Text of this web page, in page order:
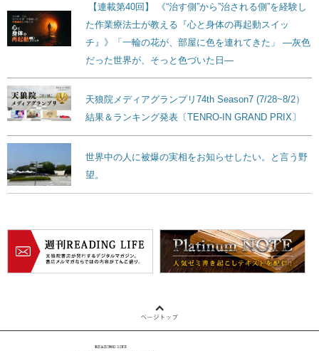
【連載第40回】 《“治す側”から”治される側”を経験し
た作業療法士が教える『心と身体の再起動スイッ
チ』》「一輪の花が、部屋に色を連れてきた」 ―灰色
だった世界が、そっと色づいた日―
天狼院メディアグランプリ74th Season7 (7/28~8/2）
結果＆ランキング発表〔TENRO-IN GRAND PRIX〕
世界中の人に被爆の実相をお知らせしたい。と言う野
望。